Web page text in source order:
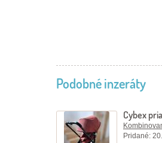
Podobné inzeráty
Cybex
Pridané: